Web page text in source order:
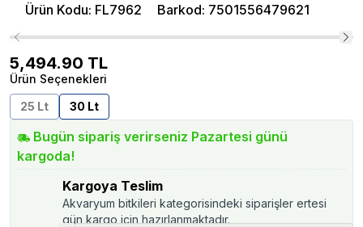
Ürün Kodu: FL7962 Barkod: 7501556479621
5,494.90 TL
Ürün Seçenekleri
25 Lt
30 Lt
Bugün sipariş verirseniz Pazartesi günü
kargoda!
Kargoya Teslim
Akvaryum bitkileri kategorisindeki siparişler ertesi
gün kargo için hazırlanmaktadır.